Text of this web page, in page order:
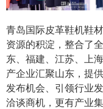
青岛国际皮革鞋机鞋
资源的积淀，整合了
东、福建、江苏、上
产企业汇聚山东，提
发布机会、引领行业
洽谈商机，更有产业